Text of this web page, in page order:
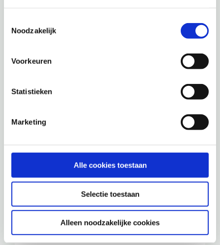
Noodzakelijk
Voorkeuren
Statistieken
Marketing
Alle cookies toestaan
Selectie toestaan
Alleen noodzakelijke cookies
Ruim assortiment grotere heesters
formaat
Haagplanten in pot
Heel veel (lei-)bomen in container
Misgrijpen tot een minimum
beperken